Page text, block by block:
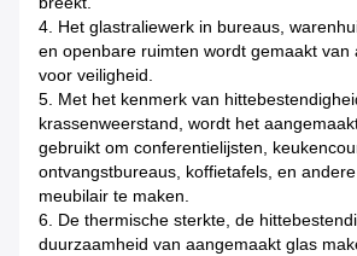
4. Het glastraliewerk in bureaus,
en openbare ruimten wordt gemaakt van
voor veiligheid.
5. Met het kenmerk van
krassenweerstand, wordt het
gebruikt om conferentielijsten,
ontvangstbureaus, koffietafels, en
meubilair te maken.
6. De thermische sterkte, de
duurzaamheid van aangemaakt glas